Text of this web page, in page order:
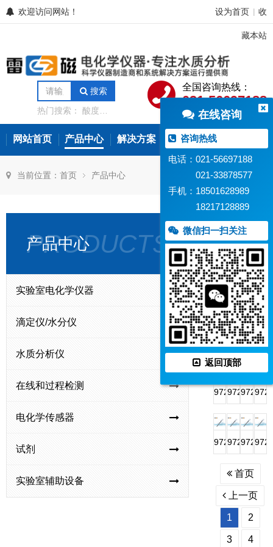
欢迎访问网站！ 设为首页 收
藏本站
搜索
热门搜索：酸度计
分析仪
微量水分分
析仪
氨氮测定仪
全国咨询热线：
021-56697188
网站首页 产品中心 解决方案 常见问题
当前位置： 首页 产品中心
产品中心
PRODUCTS
实验室电化学仪器
滴定仪/水分仪
水质分析仪
在线和过程检测
电化学传感器
试剂
实验室辅助设备
PF-
202-
C
氟
离
子
复
合
电
极
PCU-
1-
01
铜
离
子
电
极
PCN-
1-
01
氰
离
子
电
极
01
型
高
氯
酸
根
子
极
PCl-
1-
01
氯
离
子
电
极
PCa-
1-
01
钙
离
子
电
极
PBr-
1-
01
溴
离
子
电
极
1-
01
氟
硼
酸
根
离
子
PAg/S-
1-
01
银
硫
离
子
电
972207
钠
离
子
复
合
电
极
972150
氯
电
极
气
敏
复
合
电
极
972126
氯
酸
根
972125
硼
酸
离
子
电
极
972124
离
子
复
合
极
酸
根
离
合
972122
复
972121
离
子
合
电
972106
离
子
合
电
子
首页
上一页
1 2
3 4
在线咨询
咨询热线
电话：021-56697188
021-33878577
手机：18501628989
18217128889
微信扫一扫关注
返回顶部